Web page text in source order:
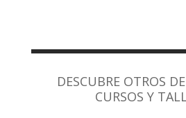
DESCUBRE OTROS
CURSOS Y